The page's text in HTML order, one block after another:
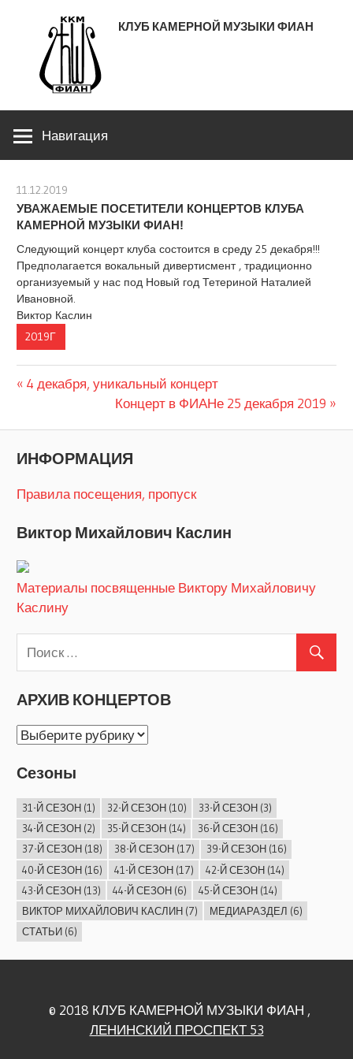
содержимому
КЛУБ КАМЕРНОЙ МУЗЫКИ ФИАН
ЛЕНИНСКИЙ ПРОСПЕКТ 53
Навигация
11.12.2019
УВАЖАЕМЫЕ ПОСЕТИТЕЛИ КОНЦЕРТОВ КЛУБА
КАМЕРНОЙ МУЗЫКИ ФИАН!
Следующий концерт клуба состоится в среду 25 декабря!!!
Предполагается вокальный дивертисмент , традиционно
организуемый у нас под Новый год Тетериной Наталией
Ивановной.
Виктор Каслин
2019Г
Навигация
записям
Предыдущая
4 декабря, уникальный концерт
Следующая
Концерт в ФИАНе 25 декабря 2019
ИНФОРМАЦИЯ
Правила посещения, пропуск
Виктор Михайлович Каслин
Материалы посвященные Виктору Михайловичу
Каслину
АРХИВ КОНЦЕРТОВ
АРХИВ
Сезоны
31-Й СЕЗОН(1) 32-Й СЕЗОН(10) 33-Й СЕЗОН(3)
34-Й СЕЗОН(2) 35-Й СЕЗОН(14) 36-Й СЕЗОН(16)
37-Й СЕЗОН(18) 38-Й СЕЗОН(17) 39-Й СЕЗОН(16)
40-Й СЕЗОН(16) 41-Й СЕЗОН(17) 42-Й СЕЗОН(14)
43-Й СЕЗОН(13) 44-Й СЕЗОН(6) 45-Й СЕЗОН(14)
ВИКТОР МИХАЙЛОВИЧ КАСЛИН(7) МЕДИАРАЗДЕЛ (6)
СТАТЬИ(6)
© 2018 КЛУБ КАМЕРНОЙ МУЗЫКИ ФИАН ,
ЛЕНИНСКИЙ ПРОСПЕКТ 53